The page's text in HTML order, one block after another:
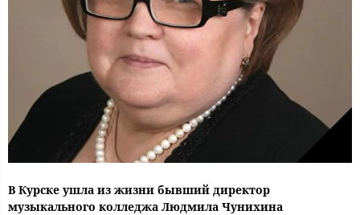
В Курске ушла из жизни бывший директор
музыкального колледжа Людмила Чунихина